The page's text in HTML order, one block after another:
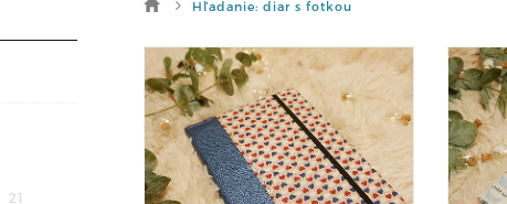
21
Hľadanie: diar s fotkou